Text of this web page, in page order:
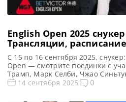
English Open 2025
Трансляции, расписание
C 15 по 16 сентября 2025,
Open — смотрите поединки с
Трамп, Марк Селби, Чжао
Чжан, Марк Уильямс, Гэри Уилсон
14 сентября 2025 0